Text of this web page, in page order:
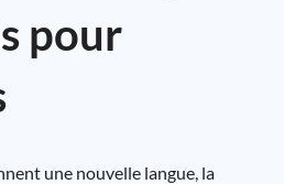
pour
une nouvelle langue, la